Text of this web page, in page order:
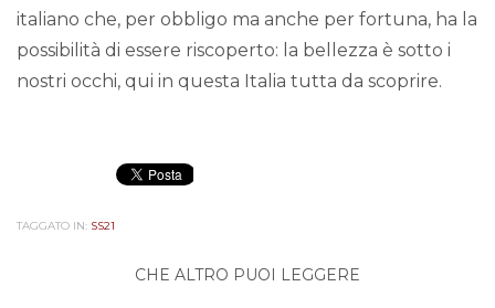
italiano che, per obbligo ma anche per fortuna, ha la
possibilità di essere riscoperto: la bellezza è sotto i
nostri occhi, qui in questa Italia tutta da scoprire.
TAGGATO IN: SS21
CHE ALTRO PUOI LEGGERE